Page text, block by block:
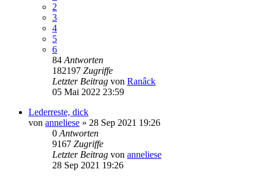
2
3
4
5
6
84 Antworten
182197 Zugriffe
Letzter Beitrag von Ranâck
05 Mai 2022 23:59
Lederreste, dick
von anneliese » 28 Sep 2021 19:26
0 Antworten
9167 Zugriffe
Letzter Beitrag von anneliese
28 Sep 2021 19:26